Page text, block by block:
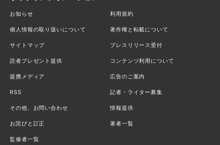
お知らせ 利用規約
個人情報の取り扱いについて 著作権と転載について
サイトマップ プレスリリース受付
読者プレゼント提供 コンテンツ利用について
提携メディア 広告のご案内
RSS 記者・ライター募集
その他、お問い合わせ 情報提供
お詫びと訂正 著者一覧
監修者一覧